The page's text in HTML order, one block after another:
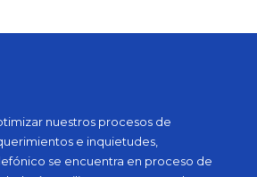
nuestros procesos de
e inquietudes,
se encuentra en proceso de